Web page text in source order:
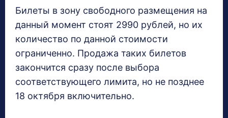
Билеты в зону свободного размещения на
данный момент стоят 2990 рублей, но их
количество по данной стоимости
ограниченно. Продажа таких билетов
закончится сразу после выбора
соответствующего лимита, но не позднее
18 октября включительно.